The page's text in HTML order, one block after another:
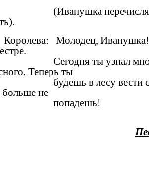
(Иванушка перечисляет,
Королева: Молодец, Иванушка!
Сегодня ты узнал
Теперь ты
будешь в лесу вести
больше не
попадешь!